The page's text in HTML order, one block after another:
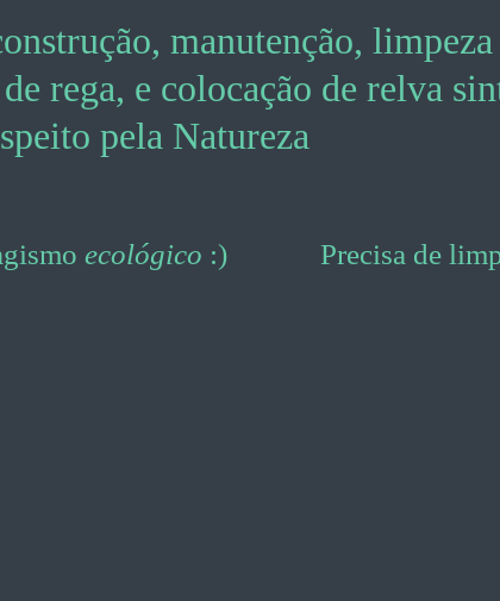
manutenção, limpeza
rega, e colocação de relva
pela Natureza
ecológico :) Precisa de